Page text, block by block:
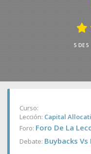
5 DE 5
Curso:
Lección: Capital
Foro: Foro De La
Debate: Buybacks